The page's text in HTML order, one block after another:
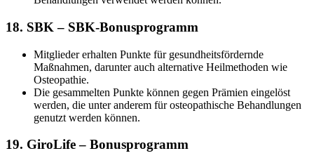
18. SBK – SBK-Bonusprogramm
Mitglieder erhalten Punkte für gesundheitsfördernde
Maßnahmen, darunter auch alternative Heilmethoden wie
Osteopathie.
Die gesammelten Punkte können gegen Prämien eingelöst
werden, die unter anderem für osteopathische Behandlungen
genutzt werden können.
19. GiroLife – Bonusprogramm